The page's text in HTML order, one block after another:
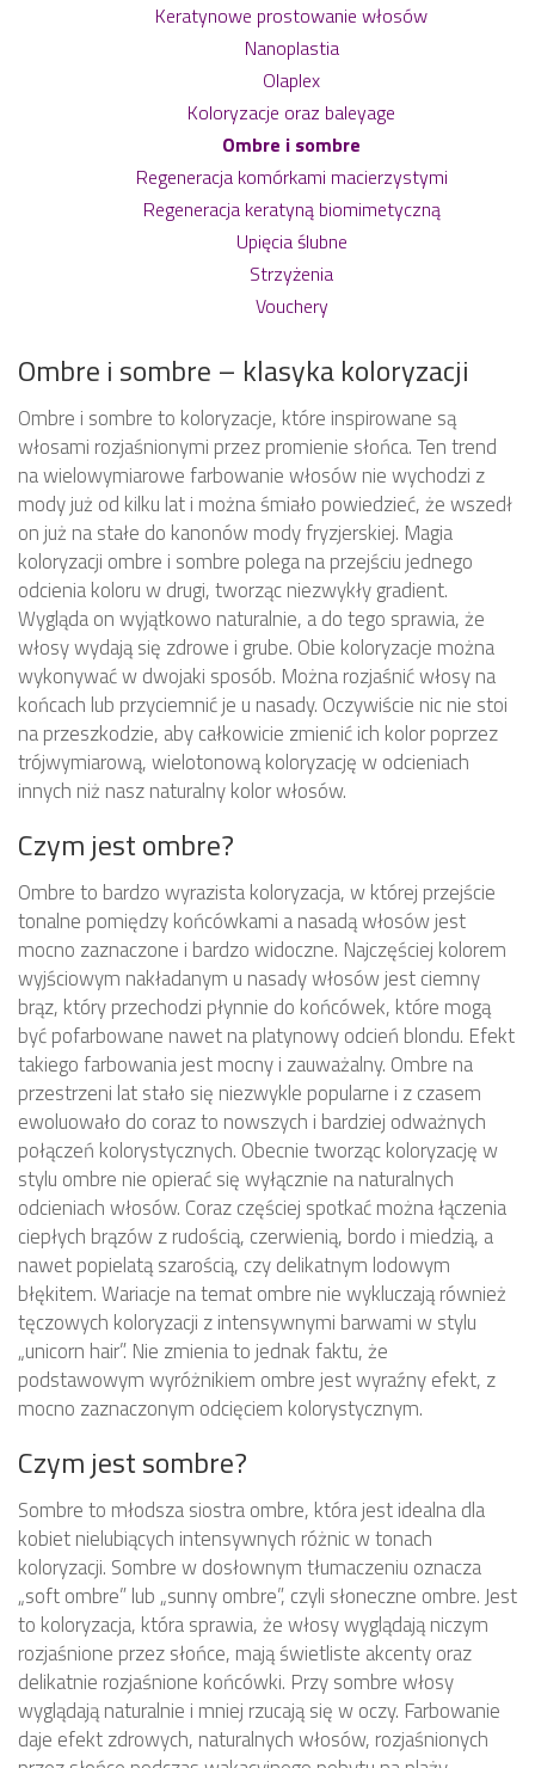
Keratynowe prostowanie włosów
Nanoplastia
Olaplex
Koloryzacje oraz baleyage
Ombre i sombre
Regeneracja komórkami macierzystymi
Regeneracja keratyną biomimetyczną
Upięcia ślubne
Strzyżenia
Vouchery
Ombre i sombre – klasyka koloryzacji
Ombre i sombre to koloryzacje, które inspirowane są
włosami rozjaśnionymi przez promienie słońca. Ten trend
na wielowymiarowe farbowanie włosów nie wychodzi z
mody już od kilku lat i można śmiało powiedzieć, że wszedł
on już na stałe do kanonów mody fryzjerskiej. Magia
koloryzacji ombre i sombre polega na przejściu jednego
odcienia koloru w drugi, tworząc niezwykły gradient.
Wygląda on wyjątkowo naturalnie, a do tego sprawia, że
włosy wydają się zdrowe i grube. Obie koloryzacje można
wykonywać w dwojaki sposób. Można rozjaśnić włosy na
końcach lub przyciemnić je u nasady. Oczywiście nic nie stoi
na przeszkodzie, aby całkowicie zmienić ich kolor poprzez
trójwymiarową, wielotonową koloryzację w odcieniach
innych niż nasz naturalny kolor włosów.
Czym jest ombre?
Ombre to bardzo wyrazista koloryzacja, w której przejście
tonalne pomiędzy końcówkami a nasadą włosów jest
mocno zaznaczone i bardzo widoczne. Najczęściej kolorem
wyjściowym nakładanym u nasady włosów jest ciemny
brąz, który przechodzi płynnie do końcówek, które mogą
być pofarbowane nawet na platynowy odcień blondu. Efekt
takiego farbowania jest mocny i zauważalny. Ombre na
przestrzeni lat stało się niezwykle popularne i z czasem
ewoluowało do coraz to nowszych i bardziej odważnych
połączeń kolorystycznych. Obecnie tworząc koloryzację w
stylu ombre nie opierać się wyłącznie na naturalnych
odcieniach włosów. Coraz częściej spotkać można łączenia
ciepłych brązów z rudością, czerwienią, bordo i miedzią, a
nawet popielatą szarością, czy delikatnym lodowym
błękitem. Wariacje na temat ombre nie wykluczają również
tęczowych koloryzacji z intensywnymi barwami w stylu
„unicorn hair”. Nie zmienia to jednak faktu, że
podstawowym wyróżnikiem ombre jest wyraźny efekt, z
mocno zaznaczonym odcięciem kolorystycznym.
Czym jest sombre?
Sombre to młodsza siostra ombre, która jest idealna dla
kobiet nielubiących intensywnych różnic w tonach
koloryzacji. Sombre w dosłownym tłumaczeniu oznacza
„soft ombre” lub „sunny ombre”, czyli słoneczne ombre. Jest
to koloryzacja, która sprawia, że włosy wyglądają niczym
rozjaśnione przez słońce, mają świetliste akcenty oraz
delikatnie rozjaśnione końcówki. Przy sombre włosy
wyglądają naturalnie i mniej rzucają się w oczy. Farbowanie
daje efekt zdrowych, naturalnych włosów, rozjaśnionych